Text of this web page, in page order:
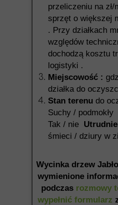
przeliczeniu na
sprzęt o większej
. Przy działkach
względów
dochodzą kosztu
logistyki .
Miejscowość :
działka do
Stan terenu do
Suchy /
Tak / nie
śmieci / dziury w
Wycinka drzew
wymienione
podczas rozmowy
wypełnić formularz